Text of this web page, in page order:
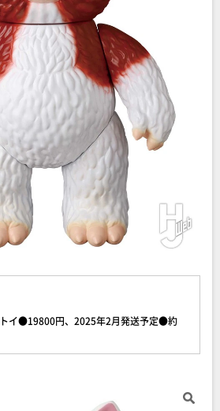
イ●19800円、2025年2月発送予定●約